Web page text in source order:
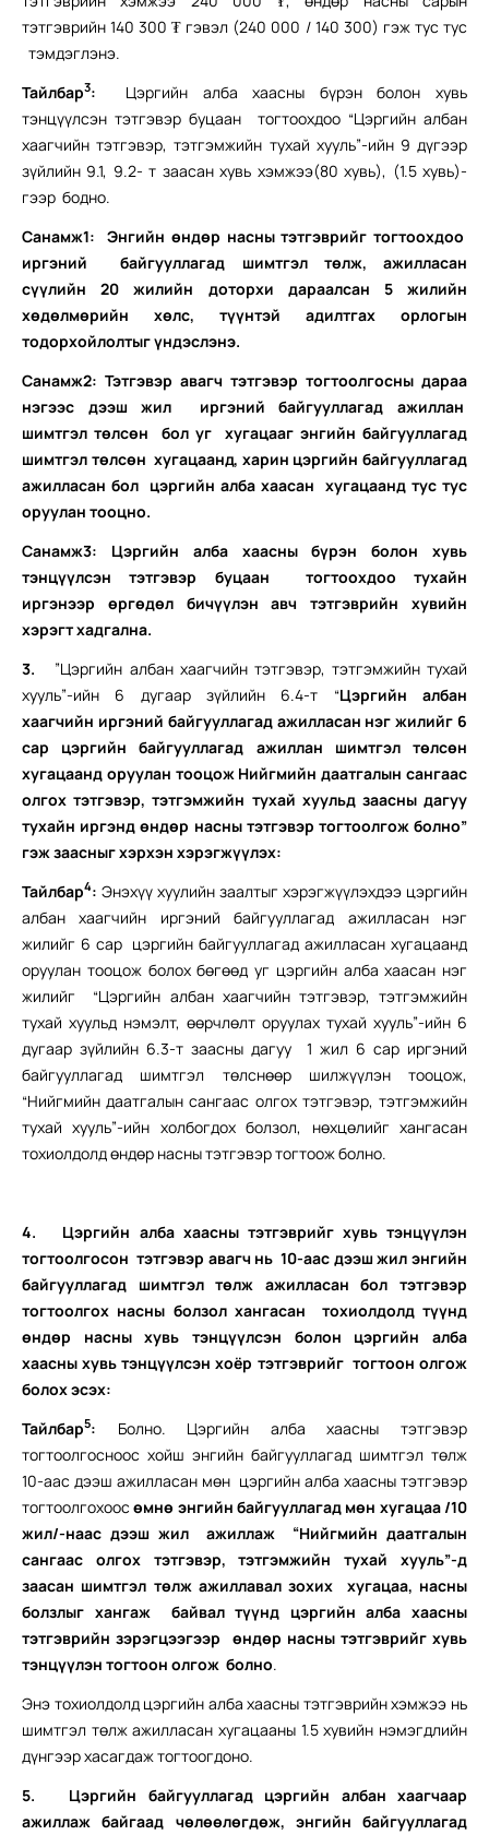
тэтгэврийн 140 300 ₮ гэвэл (240 000 / 140 300) гэж тус тус
тэмдэглэнэ.
Тайлбар3: Цэргийн алба хаасны бүрэн болон хувь
тэнцүүлсэн тэтгэвэр буцаан тогтоохдоо “Цэргийн албан
хаагчийн тэтгэвэр, тэтгэмжийн тухай хууль”-ийн 9 дүгээр
зүйлийн 9.1, 9.2- т заасан хувь хэмжээ(80 хувь), (1.5 хувь)-
гээр бодно.
Санамж1: Энгийн өндөр насны тэтгэврийг тогтоохдоо
иргэний байгууллагад шимтгэл төлж, ажилласан
сүүлийн 20 жилийн доторхи дараалсан 5 жилийн
хөдөлмөрийн хөлс, түүнтэй адилтгах орлогын
тодорхойлолтыг үндэслэнэ.
Санамж2: Тэтгэвэр авагч тэтгэвэр тогтоолгосны дараа
нэгээс дээш жил иргэний байгууллагад ажиллан
шимтгэл төлсөн бол уг хугацааг энгийн байгууллагад
шимтгэл төлсөн хугацаанд, харин цэргийн байгууллагад
ажилласан бол цэргийн алба хаасан хугацаанд тус тус
оруулан тооцно.
Санамж3: Цэргийн алба хаасны бүрэн болон хувь
тэнцүүлсэн тэтгэвэр буцаан тогтоохдоо тухайн
иргэнээр өргөдөл бичүүлэн авч тэтгэврийн хувийн
хэрэгт хадгална.
3. ”Цэргийн албан хаагчийн тэтгэвэр, тэтгэмжийн тухай
хууль”-ийн 6 дугаар зүйлийн 6.4-т “Цэргийн албан
хаагчийн иргэний байгууллагад ажилласан нэг жилийг 6
сар цэргийн байгууллагад ажиллан шимтгэл төлсөн
хугацаанд оруулан тооцож Нийгмийн даатгалын сангаас
олгох тэтгэвэр, тэтгэмжийн тухай хуульд заасны дагуу
тухайн иргэнд өндөр насны тэтгэвэр тогтоолгож болно”
гэж заасныг хэрхэн хэрэгжүүлэх:
Тайлбар4: Энэхүү хуулийн заалтыг хэрэгжүүлэхдээ цэргийн
албан хаагчийн иргэний байгууллагад ажилласан нэг
жилийг 6 сар цэргийн байгууллагад ажилласан хугацаанд
оруулан тооцож болох бөгөөд уг цэргийн алба хаасан нэг
жилийг “Цэргийн албан хаагчийн тэтгэвэр, тэтгэмжийн
тухай хуульд нэмэлт, өөрчлөлт оруулах тухай хууль”-ийн 6
дугаар зүйлийн 6.3-т заасны дагуу 1 жил 6 сар иргэний
байгууллагад шимтгэл төлснөөр шилжүүлэн тооцож,
“Нийгмийн даатгалын сангаас олгох тэтгэвэр, тэтгэмжийн
тухай хууль”-ийн холбогдох болзол, нөхцөлийг хангасан
тохиолдолд өндөр насны тэтгэвэр тогтоож болно.
4. Цэргийн алба хаасны тэтгэврийг хувь тэнцүүлэн
тогтоолгосон тэтгэвэр авагч нь 10-аас дээш жил энгийн
байгууллагад шимтгэл төлж ажилласан бол тэтгэвэр
тогтоолгох насны болзол хангасан тохиолдолд түүнд
өндөр насны хувь тэнцүүлсэн болон цэргийн алба
хаасны хувь тэнцүүлсэн хоёр тэтгэврийг тогтоон олгож
болох эсэх:
Тайлбар5:
Болно. Цэргийн алба хаасны тэтгэвэр
тогтоолгосноос хойш энгийн байгууллагад шимтгэл төлж
10-аас дээш ажилласан мөн цэргийн алба хаасны тэтгэвэр
тогтоолгохоосөмнө энгийн байгууллагад мөн хугацаа /10
жил/-наас дээш жил ажиллаж “Нийгмийн даатгалын
сангаас олгох тэтгэвэр, тэтгэмжийн тухай хууль”-д
заасан шимтгэл төлж ажиллавал зохих хугацаа, насны
болзлыг хангаж байвал түүнд цэргийн алба хаасны
тэтгэврийн зэрэгцээгээр өндөр насны тэтгэврийг хувь
тэнцүүлэн тогтоон олгож болно.
Энэ тохиолдолд цэргийн алба хаасны тэтгэврийн хэмжээ нь
шимтгэл төлж ажилласан хугацааны 1.5 хувийн нэмэгдлийн
дүнгээр хасагдаж тогтоогдоно.
5. Цэргийн байгууллагад цэргийн албан хаагчаар
ажиллаж байгаад чөлөөлөгдөж, энгийн байгууллагад